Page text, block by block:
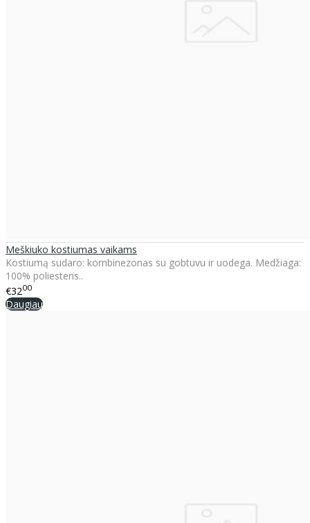
Meškiuko kostiumas vaikams
Kostiumą sudaro: kombinezonas su gobtuvu ir uodega. Medžiaga:
100% poliesteris..
€3200
Daugiau